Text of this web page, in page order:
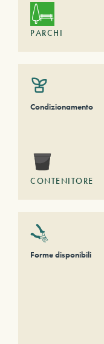
PARCHI
Condizionamento
CONTENITORE
Forme disponibili